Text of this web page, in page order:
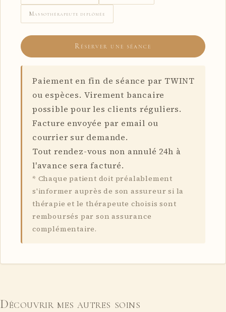
Massothérapeute diplômée
Réserver une séance
Paiement en fin de séance par TWINT
ou espèces. Virement bancaire
possible pour les clients réguliers.
Facture envoyée par email ou
courrier sur demande.
Tout rendez-vous non annulé 24h à
l'avance sera facturé.
* Chaque patient doit préalablement
s'informer auprès de son assureur si la
thérapie et le thérapeute choisis sont
remboursés par son assurance
complémentaire.
Découvrir mes autres soins